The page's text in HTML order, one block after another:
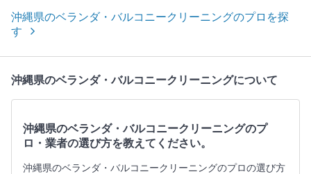
沖縄県のベランダ・バルコニークリーニングのプロを探
す
沖縄県のベランダ・バルコニークリーニングについて
沖縄県のベランダ・バルコニークリーニングのプ
ロ・業者の選び方を教えてください。
沖縄県のベランダ・バルコニークリーニングのプロの選び方